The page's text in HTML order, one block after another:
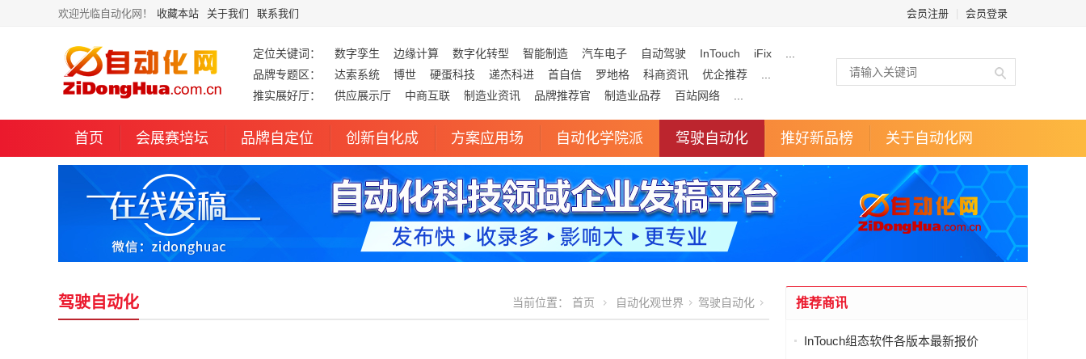
欢迎光临自动化网！ 收藏本站 关于我们 联系我们 会员注册 会员登录
定位关键词： 数字孪生 边缘计算 数字化转型 智能制造 汽车电子 自动驾驶 InTouch iFix
品牌专题区：
达索系统 博世 硬蛋科技 递杰科进 首自信 罗地格 科商资讯 优企推荐
推实展好厅：
供应展示厅 中商互联 制造业资讯 品牌推荐官 制造业品荐 百站网络
首页 会展赛培坛 品牌自定位 创新自化成 方案应用场 自动化学院派 驾驶自动化 推好新品榜 关于自动化网
驾驶自动化 当前位置： 首页 自动化观世界 驾驶自动化 推荐商讯
InTouch组态软件各版本最新报价